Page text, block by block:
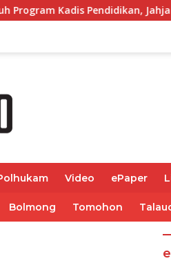
Jahja Rondonuwu
Video ePaper
Bolmong Tomohon